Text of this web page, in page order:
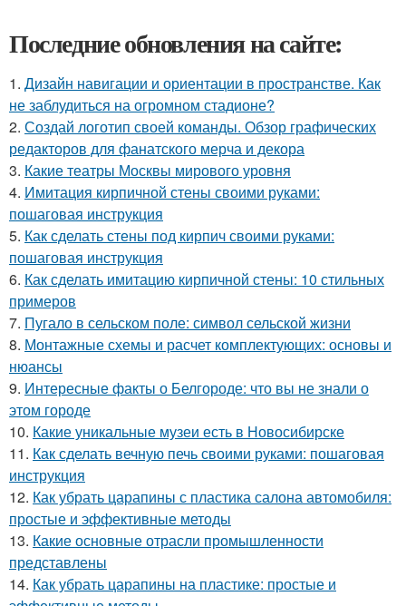
Последние обновления на сайте:
1. Дизайн навигации и ориентации в пространстве. Как
не заблудиться на огромном стадионе?
2. Создай логотип своей команды. Обзор графических
редакторов для фанатского мерча и декора
3. Какие театры Москвы мирового уровня
4. Имитация кирпичной стены своими руками:
пошаговая инструкция
5. Как сделать стены под кирпич своими руками:
пошаговая инструкция
6. Как сделать имитацию кирпичной стены: 10 стильных
примеров
7. Пугало в сельском поле: символ сельской жизни
8. Монтажные схемы и расчет комплектующих: основы и
нюансы
9. Интересные факты о Белгороде: что вы не знали о
этом городе
10. Какие уникальные музеи есть в Новосибирске
11. Как сделать вечную печь своими руками: пошаговая
инструкция
12. Как убрать царапины с пластика салона автомобиля:
простые и эффективные методы
13. Какие основные отрасли промышленности
представлены
14. Как убрать царапины на пластике: простые и